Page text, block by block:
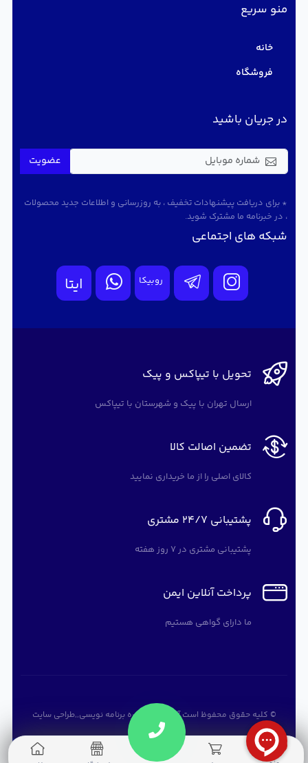
منو سریع
خانه
فروشگاه
در جریان باشید
عضویت
* برای دریافت پیشنهادات تخفیف ، به روزرسانی و اطلاعات جدید محصولات
، در خبرنامه ما مشترک شوید.
شبکه های اجتماعی
روبیکا ایتا
تحویل با تیپاکس و پیک
ارسال تهران با پیک و شهرستان با تیپاکس
تضمین اصالت کالا
کالای اصلی را از ما خریداری نمایید
پشتیبانی 24/7 مشتری
پشتیبانی مشتری در 7 روز هفته
پرداخت آنلاین ایمن
ما دارای گواهی هستیم
© کلیه حقوق محفوظ استآرته سافت دوره برنامه نویسی,,طراحی سایت
0